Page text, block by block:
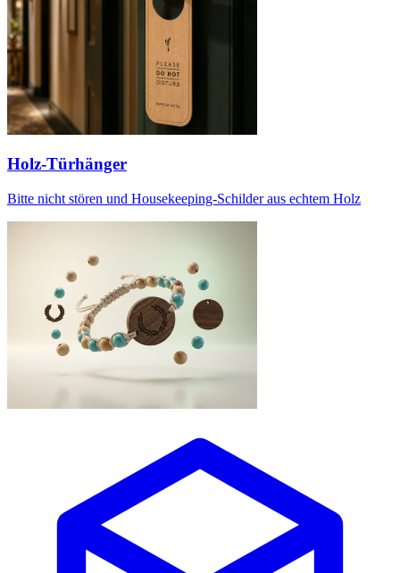
Holz-Türhänger
Bitte nicht stören und Housekeeping-Schilder aus echtem Holz